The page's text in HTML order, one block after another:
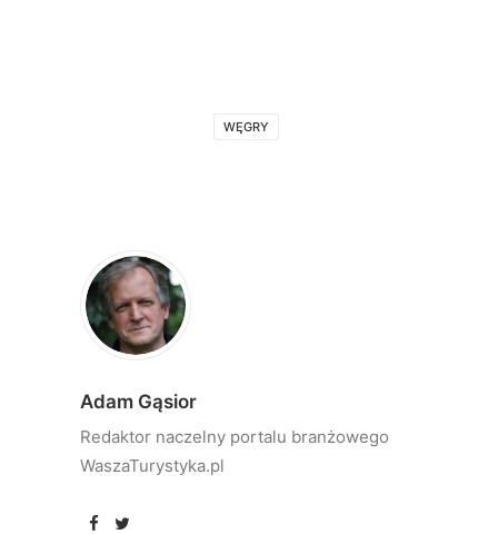
WĘGRY
Adam Gąsior
Redaktor naczelny portalu branżowego
WaszaTurystyka.pl